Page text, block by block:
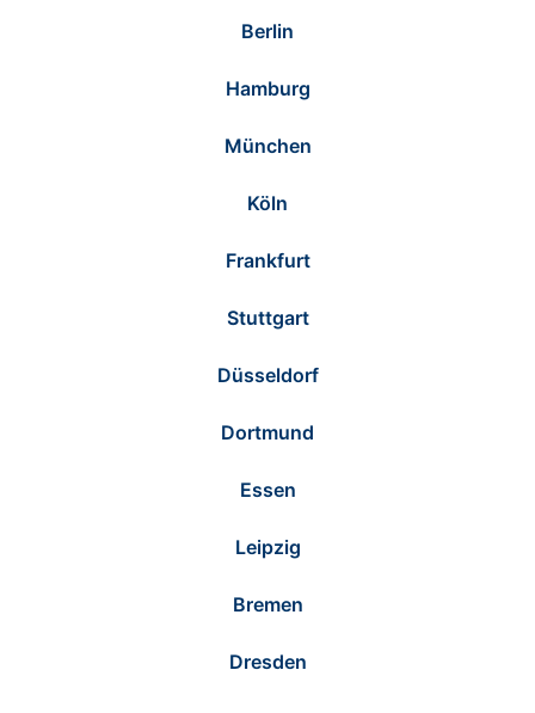
Berlin
Hamburg
München
Köln
Frankfurt
Stuttgart
Düsseldorf
Dortmund
Essen
Leipzig
Bremen
Dresden